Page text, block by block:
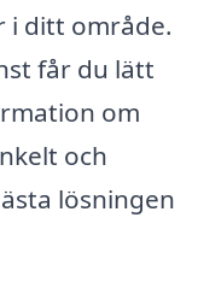
i ditt område.
får du lätt
om
och
lösningen